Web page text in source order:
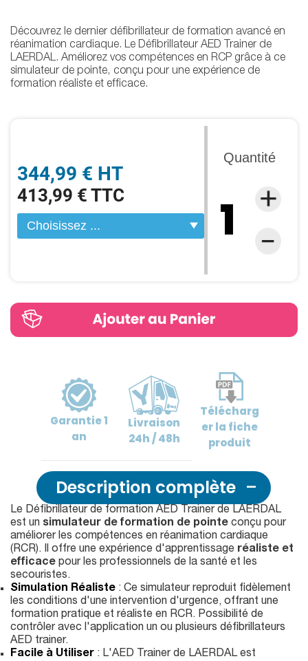
344,99 € HT
413,99 € TTC
Quantité
Découvrez le dernier défibrillateur de formation avancé en
réanimation cardiaque. Le Défibrillateur AED Trainer de
LAERDAL. Améliorez vos compétences en RCP grâce à ce
simulateur de pointe, conçu pour une expérience de
formation réaliste et efficace.
Garantie1
an
Livraison
24h / 48h
Télécharg
erla fiche
produit
Description complète
Le Défibrillateur de formation AED Trainer de LAERDAL
est un simulateur de formation de pointe conçu pour
améliorer les compétences en réanimation cardiaque
(RCR). Il offre une expérience d'apprentissage réaliste et
efficace pour les professionnels de la santé et les
secouristes.
Simulation Réaliste : Ce simulateur reproduit fidèlement
les conditions d'une intervention d'urgence, offrant une
formation pratique et réaliste en RCR. Possibilité de
contrôler avec l'application un ou plusieurs défibrillateurs
AED trainer.
Facile à Utiliser : L'AED Trainer de LAERDAL est